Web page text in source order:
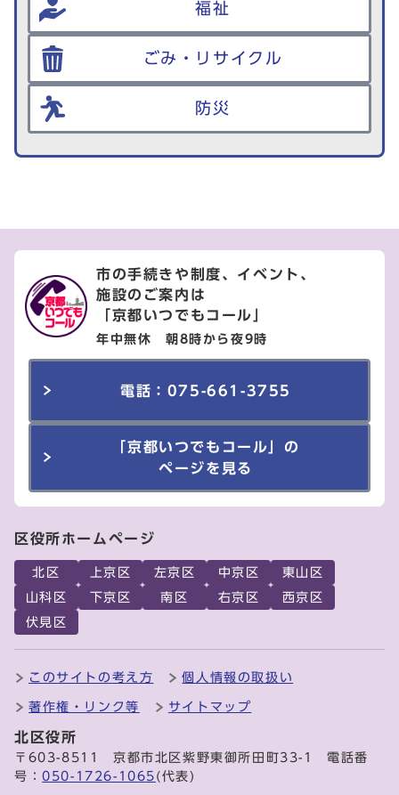
福祉
ごみ・リサイクル
防災
市の手続きや制度、イベント、
施設のご案内は
「京都いつでもコール」
年中無休 朝8時から夜9時
電話：075-661-3755
「京都いつでもコール」の
ページを見る
区役所ホームページ
北区 上京区 左京区 中京区
東山区
山科区
下京区 南区 右京区
西京区
伏見区
このサイトの考え方 個人情報の取扱い
著作権・リンク等 サイトマップ
北区役所
〒603-8511 京都市北区紫野東御所田町33-1 電話番
号：050-1726-1065 (代表)